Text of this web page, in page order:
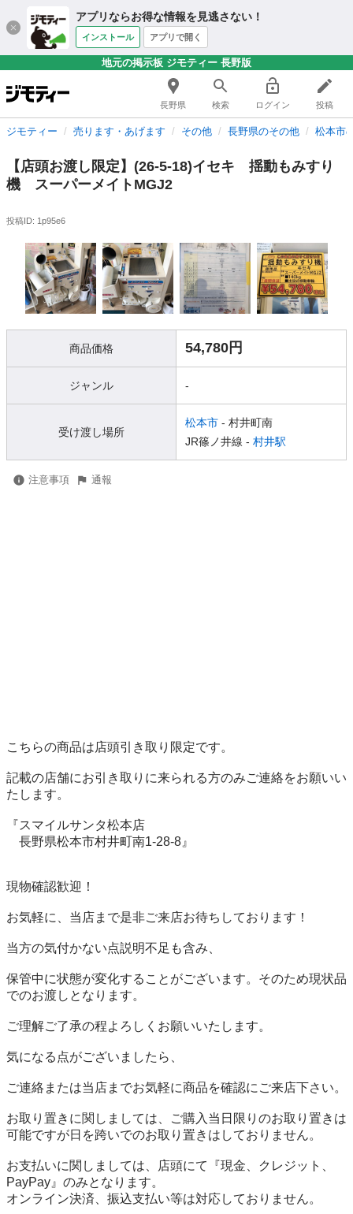
アプリならお得な情報を見逃さない！
インストール アプリで開く
地元の掲示板 ジモティー 長野版
長野県 検索 ログイン 投稿
ジモティー 売ります・あげます その他 長野県のその他 松本市
【店頭お渡し限定】(26-5-18)イセキ 揺動もみすり
機 スーパーメイトMGJ2
投稿ID: 1p95e6
商品価格 54,780円
ジャンル -
受け渡し場所
松本市 - 村井町南
JR篠ノ井線 - 村井駅
注意事項 通報
こちらの商品は店頭引き取り限定です。
記載の店舗にお引き取りに来られる方のみご連絡をお願いい
たします。
『スマイルサンタ松本店
長野県松本市村井町南1-28-8』
現物確認歓迎！
お気軽に、当店まで是非ご来店お待ちしております！
当方の気付かない点説明不足も含み、
保管中に状態が変化することがございます。そのため現状品
でのお渡しとなります。
ご理解ご了承の程よろしくお願いいたします。
気になる点がございましたら、
ご連絡または当店までお気軽に商品を確認にご来店下さい。
お取り置きに関しましては、ご購入当日限りのお取り置きは
可能ですが日を跨いでのお取り置きはしておりません。
お支払いに関しましては、店頭にて『現金、クレジット、
PayPay』のみとなります。
オンライン決済、振込支払い等は対応しておりません。